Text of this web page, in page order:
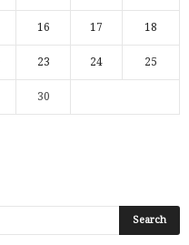
16 17 18
23 24 25
30